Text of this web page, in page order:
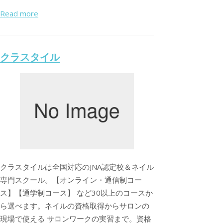
Read more
クラスタイル
クラスタイルは全国対応のJNA認定校＆ネイル
専門スクール。【オンライン・通信制コー
ス】【通学制コース】 など30以上のコースか
ら選べます。ネイルの資格取得からサロンの
現場で使える サロンワークの実習まで。資格